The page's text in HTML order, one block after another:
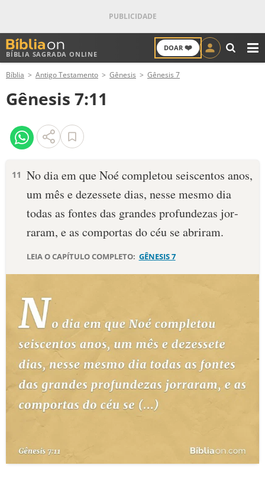
BÍBLIA SAGRADA ONLINE
DOAR ❤️
ANTIGO TESTAMENTO
NOVO TESTAMENTO
VERSÍCULOS
PALAVRA DO DIA
DEVOCIONAL DIÁRIO
ESTUDOS BÍBLICOS
ESBOÇOS DE PREGAÇÃO
TEMAS
PERGUNTE À BÍBLIA IA
QUEM SOMOS
Bíblia Antigo Testamento Gênesis Gênesis 7
Gênesis 7:11
11 No dia em que Noé completou seiscen­tos anos,
um mês e dezessete dias, nesse mesmo dia
todas as fontes das grandes profundezas jor­
raram, e as compor­tas do céu se abriram.
LEIA O CAPÍTULO COMPLETO: GÊNESIS 7